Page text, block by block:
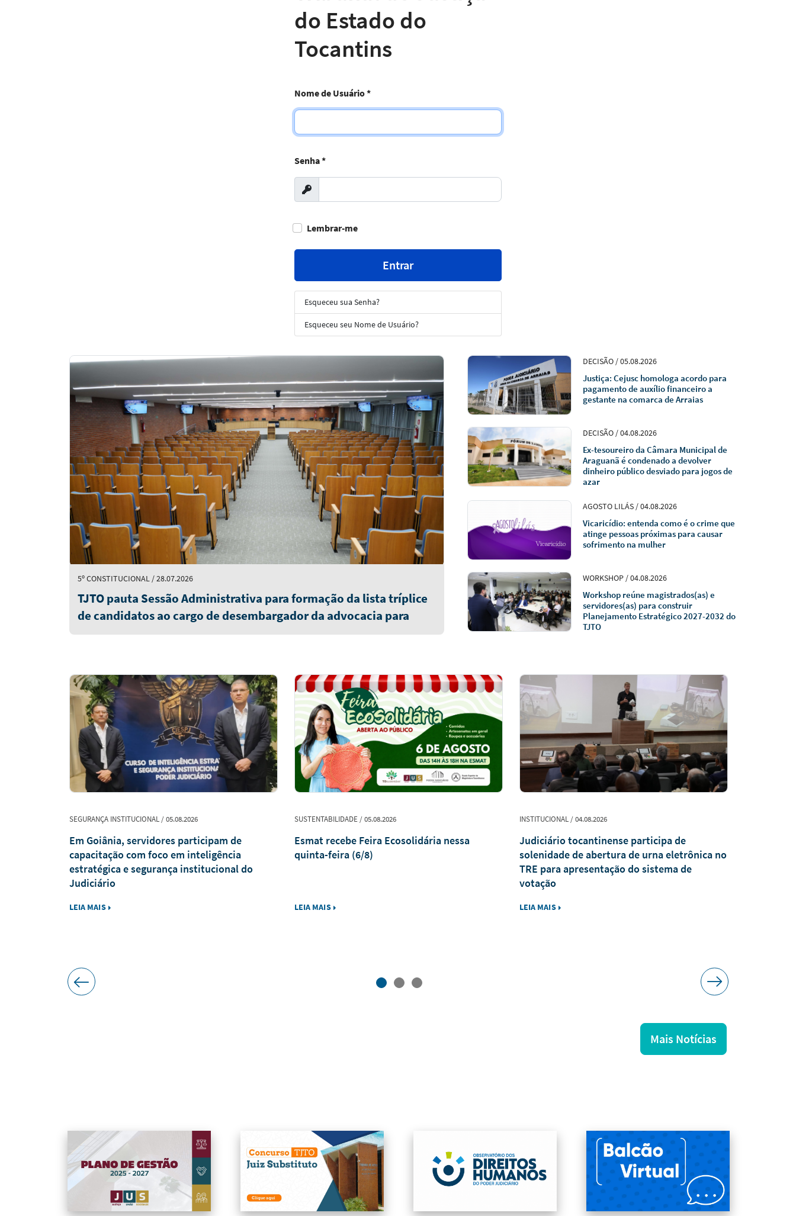
do Estado do
Tocantins
Nome de Usuário*
Senha*
Exibir
Lembrar-me
Entrar
Esqueceu sua Senha?
Esqueceu seu Nome de Usuário?
Notícias
em
Destaque
5º CONSTITUCIONAL / 28.07.2026
TJTO pauta Sessão Administrativa para formação da lista tríplice
de candidatos ao cargo de desembargador da advocacia para
quinta-feira (6/8)
DECISÃO / 05.08.2026
Justiça: Cejusc homologa acordo para
pagamento de auxílio financeiro a
gestante na comarca de Arraias
DECISÃO / 04.08.2026
Ex-tesoureiro da Câmara Municipal de
Araguanã é condenado a devolver
dinheiro público desviado para jogos de
azar
AGOSTO LILÁS / 04.08.2026
Vicaricídio: entenda como é o crime que
atinge pessoas próximas para causar
sofrimento na mulher
WORKSHOP / 04.08.2026
Workshop reúne magistrados(as) e
servidores(as) para construir
Planejamento Estratégico 2027-2032 do
TJTO
SEGURANÇA INSTITUCIONAL / 05.08.2026
Em Goiânia, servidores participam de
capacitação com foco em inteligência
estratégica e segurança institucional do
Judiciário
LEIA MAIS
SUSTENTABILIDADE / 05.08.2026
Esmat recebe Feira Ecosolidária nessa
quinta-feira (6/8)
LEIA MAIS
INSTITUCIONAL / 04.08.2026
Judiciário tocantinense participa de
solenidade de abertura de urna eletrônica no
TRE para apresentação do sistema de
votação
LEIA MAIS
Mais Notícias